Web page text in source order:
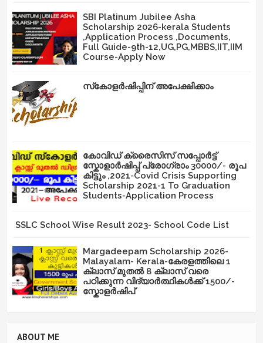
SBI Platinum Jubilee Asha
Scholarship 2026-kerala Students
,Application Process ,Documents,
Full Guide-9th-12,UG,PG,MBBS,IIT,IIM
Course-Apply Now
സ്‌കോളർഷിപ്പിന് അപേക്ഷിക്കാം
കോവിഡ് ക്രൈസിസ് സപ്പോർട്ട്
സ്കോളാർഷിപ്പ് പ്രോഗ്രാം 30000/- രൂപ
കിട്ടും ,2021-Covid Crisis Supporting
Scholarship 2021-1 To Graduation
Students-Application Process
SSLC School Wise Result 2023- School Code List
Margadeepam Scholarship 2026-
Malayalam- Kerala-കേരളത്തിലെ 1
ക്ലാസ് മുതൽ 8 ക്ലാസ് വരെ
പഠിക്കുന്ന വിദ്യാർത്ഥികൾക്ക് 1500/-
സ്കോളർഷിപ്
ABOUT ME